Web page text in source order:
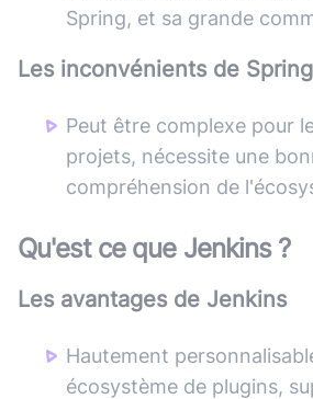
Spring, et sa grande
Les inconvénients de
Peut être complexe pour
projets, nécessite une
compréhension de
Qu'est ce que Jenkins?
Les avantages de Jenkins
Hautement
écosystème de plugins,